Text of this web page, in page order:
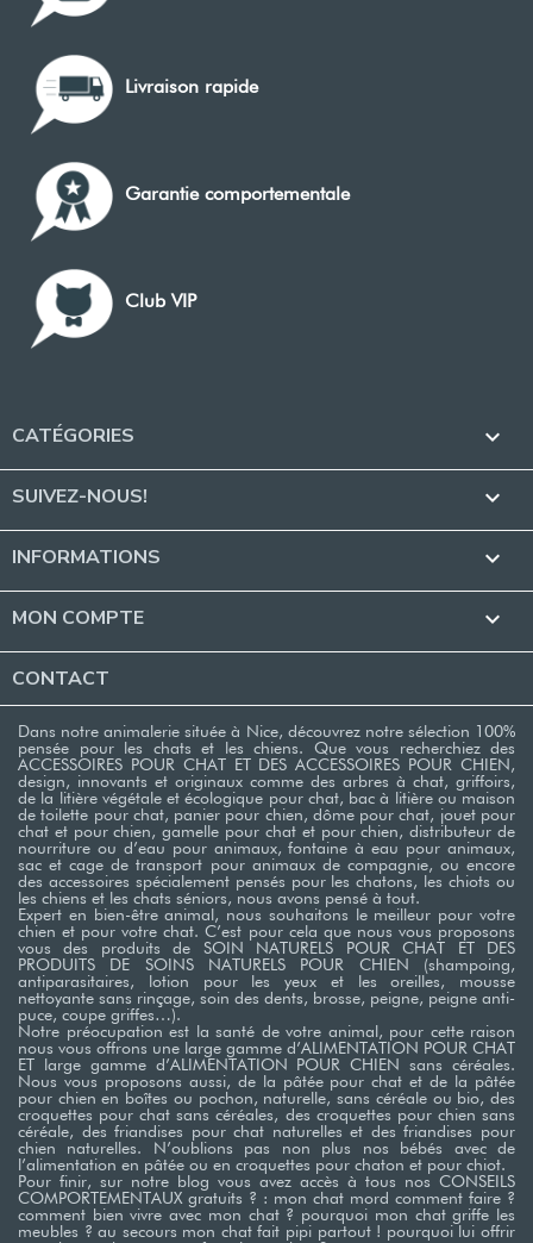
Livraison rapide
Garantie comportementale
Club VIP
CATÉGORIES 
SUIVEZ-NOUS! 
INFORMATIONS 
MON COMPTE 
CONTACT
Dans notre animalerie située à Nice, découvrez notre sélection 100%
pensée pour les chats et les chiens. Que vous recherchiez des
ACCESSOIRES POUR CHAT ET DES ACCESSOIRES POUR CHIEN,
design, innovants et originaux comme des arbres à chat, griffoirs,
de la litière végétale et écologique pour chat, bac à litière ou maison
de toilette pour chat, panier pour chien, dôme pour chat, jouet pour
chat et pour chien, gamelle pour chat et pour chien, distributeur de
nourriture ou d’eau pour animaux, fontaine à eau pour animaux,
sac et cage de transport pour animaux de compagnie, ou encore
des accessoires spécialement pensés pour les chatons, les chiots ou
les chiens et les chats séniors, nous avons pensé à tout.
Expert en bien-être animal, nous souhaitons le meilleur pour votre
chien et pour votre chat. C’est pour cela que nous vous proposons
vous des produits de SOIN NATURELS POUR CHAT ET DES
PRODUITS DE SOINS NATURELS POUR CHIEN (shampoing,
antiparasitaires, lotion pour les yeux et les oreilles, mousse
nettoyante sans rinçage, soin des dents, brosse, peigne, peigne anti-
puce, coupe griffes…). ​
Notre préocupation est la santé de votre animal, pour cette raison
nous vous offrons une large gamme d’ALIMENTATION POUR CHAT
ET large gamme d’ALIMENTATION POUR CHIEN sans céréales.
Nous vous proposons aussi, de la pâtée pour chat et de la pâtée
pour chien en boîtes ou pochon, naturelle, sans céréale ou bio, des
croquettes pour chat sans céréales, des croquettes pour chien sans
céréale, des friandises pour chat naturelles et des friandises pour
chien naturelles. N’oublions pas non plus nos bébés avec de
l’alimentation en pâtée ou en croquettes pour chaton et pour chiot. ​
Pour finir, sur notre blog vous avez accès à tous nos CONSEILS
COMPORTEMENTAUX gratuits ? : mon chat mord comment faire ?
comment bien vivre avec mon chat ? pourquoi mon chat griffe les
meubles ? au secours mon chat fait pipi partout ! pourquoi lui offrir